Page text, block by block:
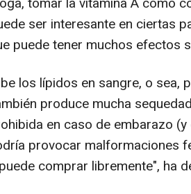
ser interesante en ciertas
puede tener muchos efectos
los lípidos en sangre, o sea,
produce mucha
en caso de embarazo
provocar malformaciones
comprar libremente", ha